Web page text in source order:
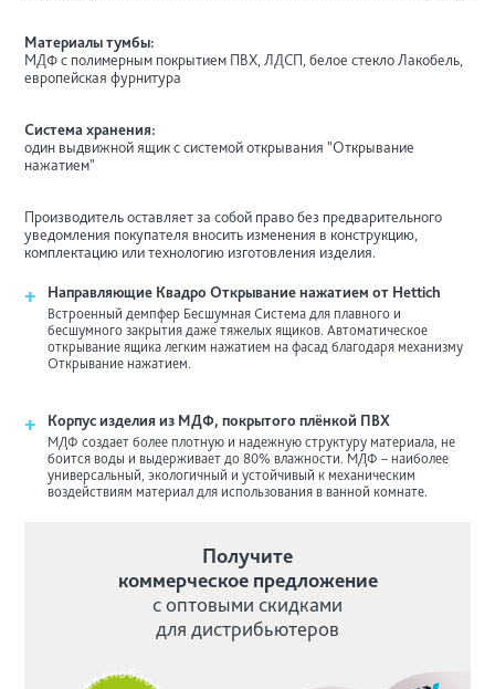
Материалы тумбы:
МДФ c полимерным покрытием ПВХ, ЛДСП, белое стекло Лакобель,
европейская фурнитура
Система хранения:
один выдвижной ящик с системой открывания "Открывание
нажатием"
Производитель оставляет за собой право без предварительного
уведомления покупателя вносить изменения в конструкцию,
комплектацию или технологию изготовления изделия.
+ Направляющие Квадро Открывание нажатием от Hettich
Встроенный демпфер Бесшумная Система для плавного и
бесшумного закрытия даже тяжелых ящиков. Автоматическое
открывание ящика легким нажатием на фасад благодаря механизму
Открывание нажатием.
+ Корпус изделия из МДФ, покрытого плёнкой ПВХ
МДФ создает более плотную и надежную структуру материала, не
боится воды и выдерживает до 80% влажности. МДФ – наиболее
универсальный, экологичный и устойчивый к механическим
воздействиям материал для использования в ванной комнате.
Получите
коммерческое предложение
с оптовыми скидками
для дистрибьютеров
обн
овлен